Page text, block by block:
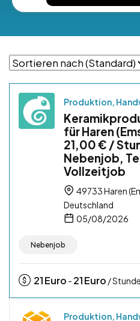
Produktion,
für Haren
21,00 € /
Nebenjob,
Vollzeitjob
49733 Haren
Deutschland
05/08/2026
Nebenjob
21Euro - 21Euro / Stunde
Produktion,